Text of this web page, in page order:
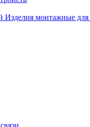
Изделия монтажные